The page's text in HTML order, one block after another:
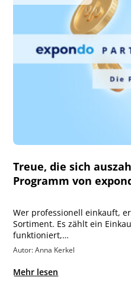
Treue, die sich
Programm von
Wer professionell einkauft,
Sortiment. Es zählt ein
funktioniert,…
Autor: Anna Kerkel
Mehr lesen